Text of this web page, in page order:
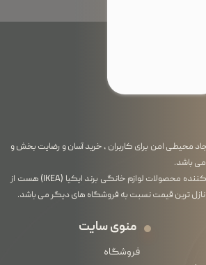
محیطی امن برای کاربران ، خرید آسان و رضایت بخش و
باشد.
فروشگاه ما از آنجایی که خود واردکننده محصولات لوازم خانگی برند ایکیا (IKEA) هست از
نازل ترین قیمت نسبت به فروشگاه های دیگر می باشد.
منوی سایت
فروشگاه